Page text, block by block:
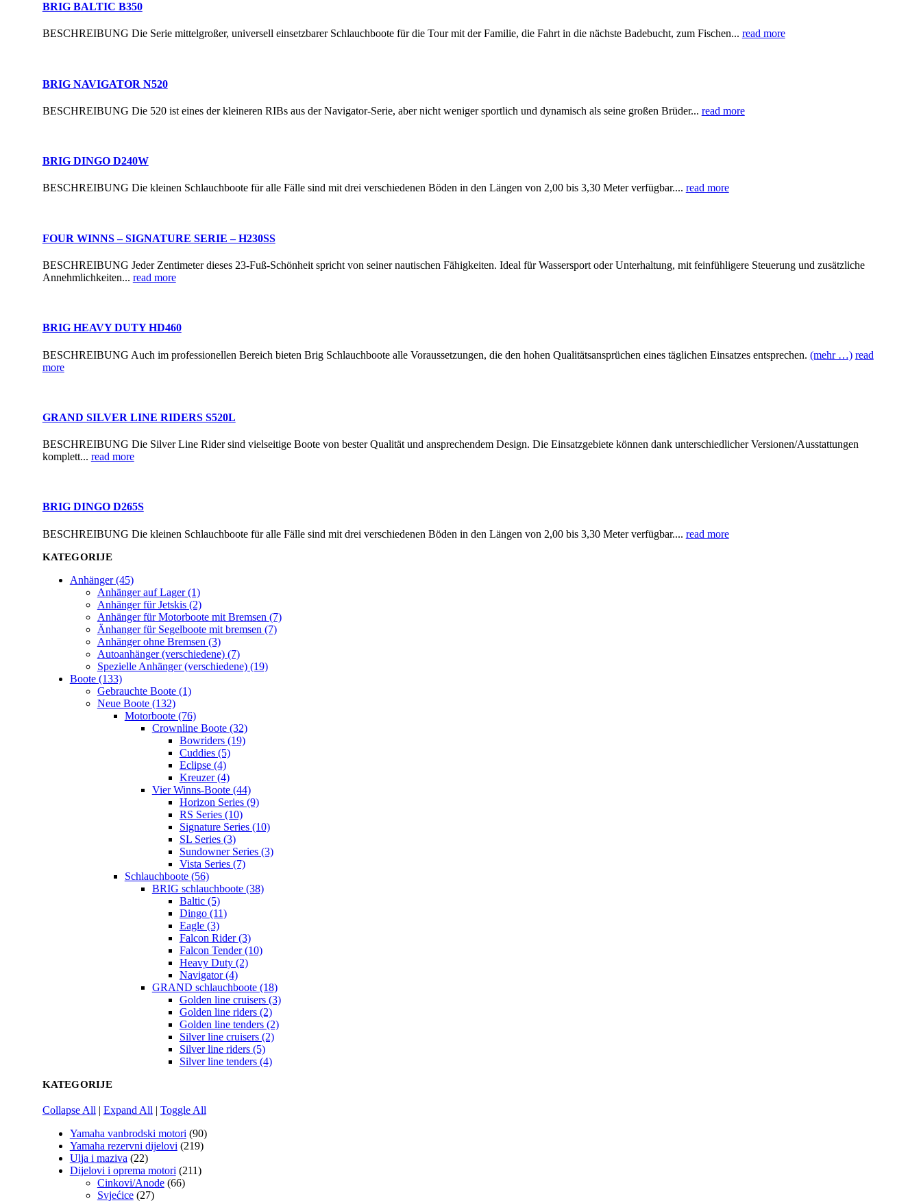
BRIG BALTIC B350
BESCHREIBUNG Die Serie mittelgroßer, universell einsetzbarer Schlauchboote für die Tour mit der Familie, die Fahrt in die nächste Badebucht, zum Fischen... read more
BRIG NAVIGATOR N520
BESCHREIBUNG Die 520 ist eines der kleineren RIBs aus der Navigator-Serie, aber nicht weniger sportlich und dynamisch als seine großen Brüder... read more
BRIG DINGO D240W
BESCHREIBUNG Die kleinen Schlauchboote für alle Fälle sind mit drei verschiedenen Böden in den Längen von 2,00 bis 3,30 Meter verfügbar.... read more
FOUR WINNS – SIGNATURE SERIE – H230SS
BESCHREIBUNG Jeder Zentimeter dieses 23-Fuß-Schönheit spricht von seiner nautischen Fähigkeiten. Ideal für Wassersport oder Unterhaltung, mit feinfühligere Steuerung und zusätzliche
Annehmlichkeiten... read more
BRIG HEAVY DUTY HD460
BESCHREIBUNG Auch im professionellen Bereich bieten Brig Schlauchboote alle Voraussetzungen, die den hohen Qualitätsansprüchen eines täglichen Einsatzes entsprechen. (mehr …) read
more
GRAND SILVER LINE RIDERS S520L
BESCHREIBUNG Die Silver Line Rider sind vielseitige Boote von bester Qualität und ansprechendem Design. Die Einsatzgebiete können dank unterschiedlicher Versionen/Ausstattungen
komplett... read more
BRIG DINGO D265S
BESCHREIBUNG Die kleinen Schlauchboote für alle Fälle sind mit drei verschiedenen Böden in den Längen von 2,00 bis 3,30 Meter verfügbar.... read more
KATEGORIJE
Anhänger (45)
Anhänger auf Lager (1)
Anhänger für Jetskis (2)
Anhänger für Motorboote mit Bremsen (7)
Änhanger für Segelboote mit bremsen (7)
Anhänger ohne Bremsen (3)
Autoanhänger (verschiedene) (7)
Spezielle Anhänger (verschiedene) (19)
Boote (133)
Gebrauchte Boote (1)
Neue Boote (132)
Motorboote (76)
Crownline Boote (32)
Bowriders (19)
Cuddies (5)
Eclipse (4)
Kreuzer (4)
Vier Winns-Boote (44)
Horizon Series (9)
RS Series (10)
Signature Series (10)
SL Series (3)
Sundowner Series (3)
Vista Series (7)
Schlauchboote (56)
BRIG schlauchboote (38)
Baltic (5)
Dingo (11)
Eagle (3)
Falcon Rider (3)
Falcon Tender (10)
Heavy Duty (2)
Navigator (4)
GRAND schlauchboote (18)
Golden line cruisers (3)
Golden line riders (2)
Golden line tenders (2)
Silver line cruisers (2)
Silver line riders (5)
Silver line tenders (4)
KATEGORIJE
Collapse All | Expand All | Toggle All
Yamaha vanbrodski motori (90)
Yamaha rezervni dijelovi (219)
Ulja i maziva (22)
Dijelovi i oprema motori (211)
Cinkovi/Anode (66)
Svjećice (27)